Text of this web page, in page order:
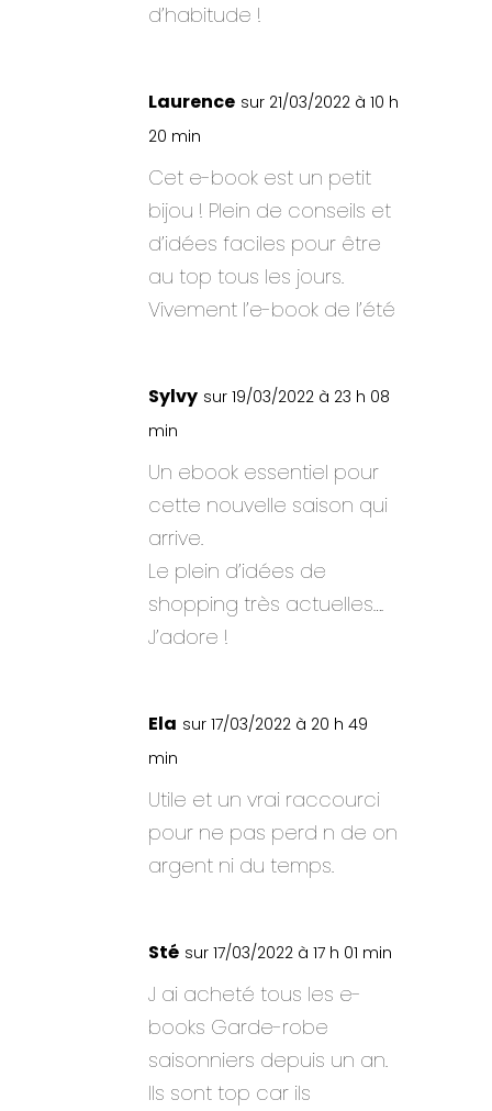
d’habitude !
Laurence sur 21/03/2022 à 10 h
20 min
Cet e-book est un petit
bijou ! Plein de conseils et
d’idées faciles pour être
au top tous les jours.
Vivement l’e-book de l’été
Sylvy sur 19/03/2022 à 23 h 08
min
Un ebook essentiel pour
cette nouvelle saison qui
arrive.
Le plein d’idées de
shopping très actuelles….
J’adore !
Ela sur 17/03/2022 à 20 h 49
min
Utile et un vrai raccourci
pour ne pas perd n de on
argent ni du temps.
Sté sur 17/03/2022 à 17 h 01 min
J ai acheté tous les e-
books Garde-robe
saisonniers depuis un an.
Ils sont top car ils